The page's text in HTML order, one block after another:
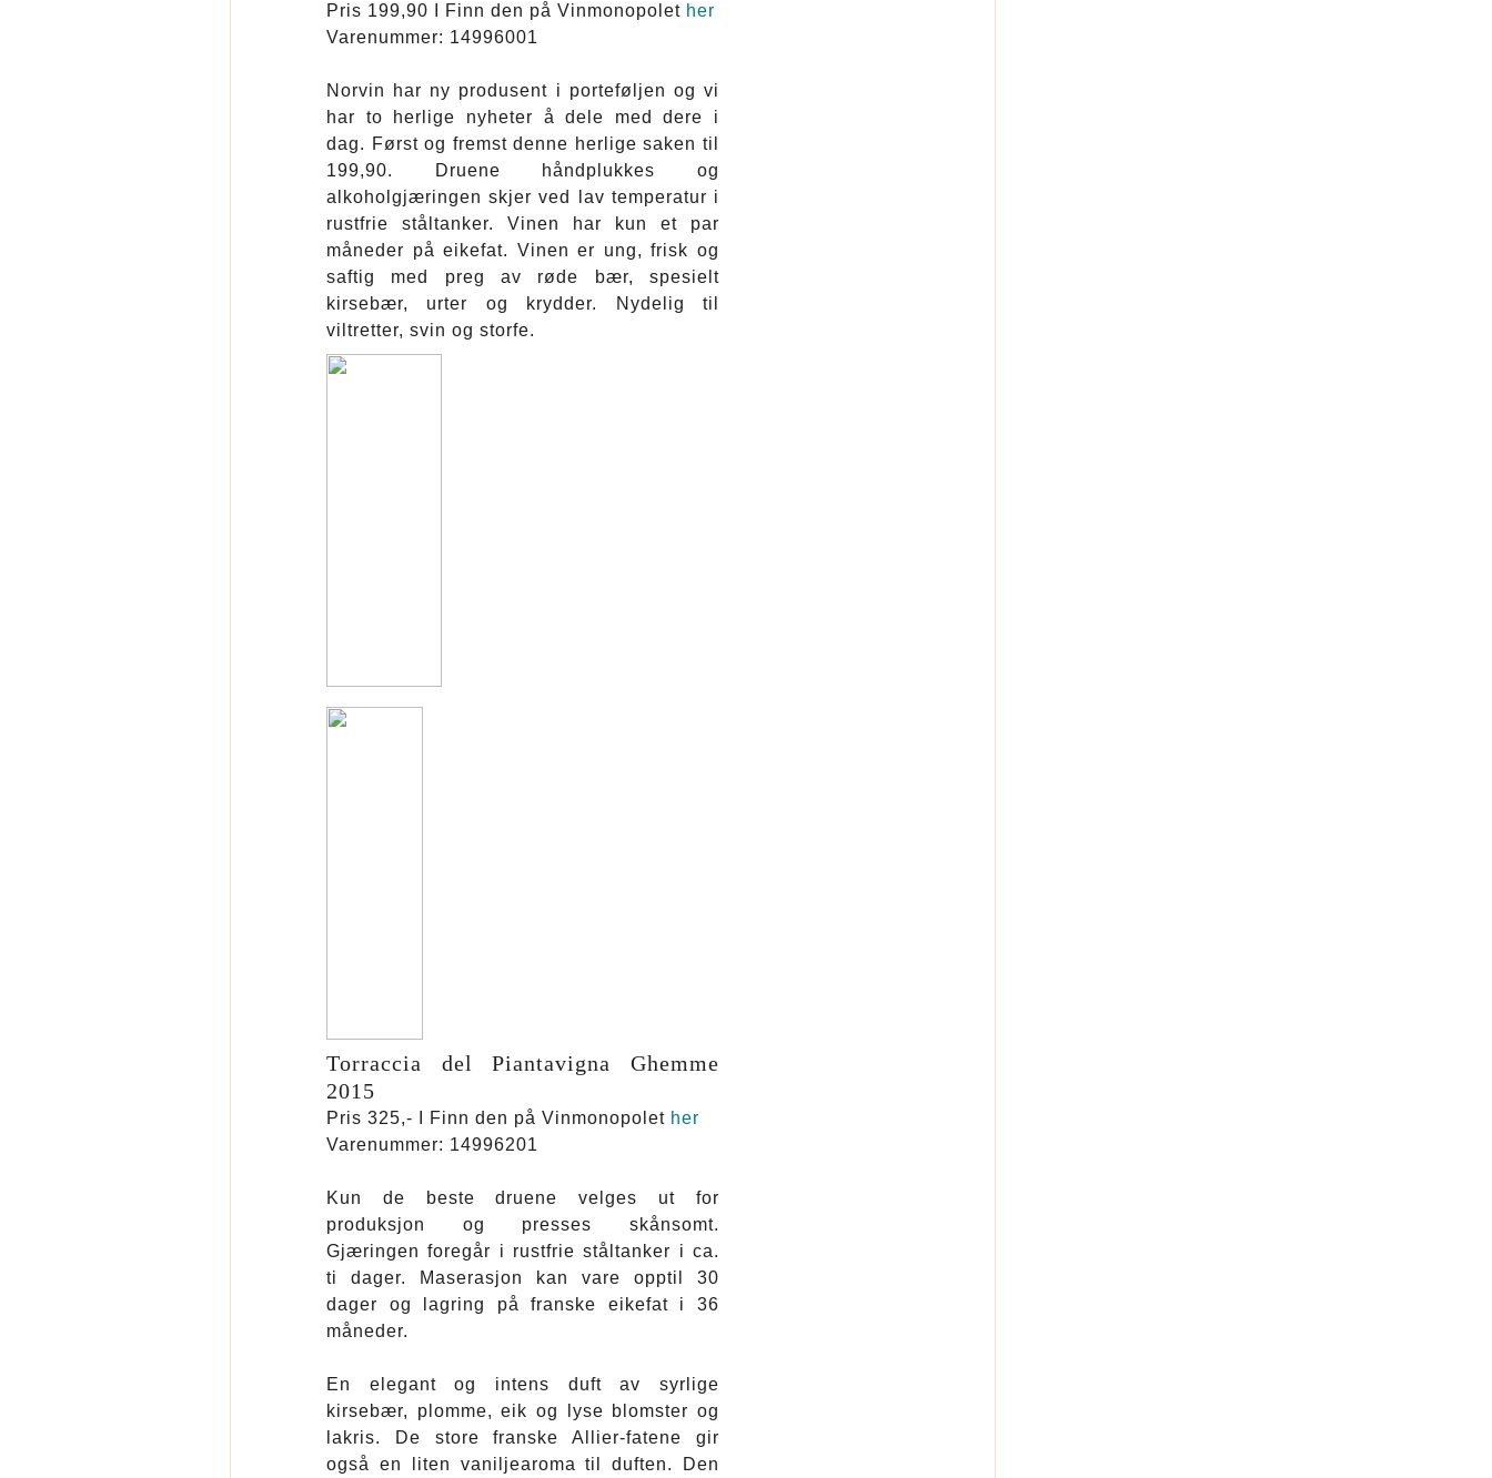
Pris 199,90 I Finn den på Vinmonopolet her
Varenummer: 14996001
Norvin har ny produsent i porteføljen og vi
har to herlige nyheter å dele med dere i
dag. Først og fremst denne herlige saken til
199,90. Druene håndplukkes og
alkoholgjæringen skjer ved lav temperatur i
rustfrie ståltanker. Vinen har kun et par
måneder på eikefat. Vinen er ung, frisk og
saftig med preg av røde bær, spesielt
kirsebær, urter og krydder. Nydelig til
viltretter, svin og storfe.
Torraccia del Piantavigna Ghemme
2015
Pris 325,- I Finn den på Vinmonopolet her
Varenummer: 14996201
Kun de beste druene velges ut for
produksjon og presses skånsomt.
Gjæringen foregår i rustfrie ståltanker i ca.
ti dager. Maserasjon kan vare opptil 30
dager og lagring på franske eikefat i 36
måneder.
En elegant og intens duft av syrlige
kirsebær, plomme, eik og lyse blomster og
lakris. De store franske Allier-fatene gir
også en liten vaniljearoma til duften. Den